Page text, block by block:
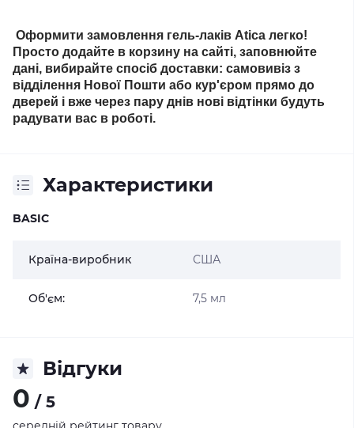
Оформити замовлення гель-лаків Atica легко!
Просто додайте в корзину на сайті, заповнюйте
дані, вибирайте спосіб доставки: самовивіз з
відділення Нової Пошти або кур'єром прямо до
дверей і вже через пару днів нові відтінки будуть
радувати вас в роботі.
Характеристики
BASIC
Країна-виробник США
Об'єм: 7,5 мл
Відгуки
0 / 5